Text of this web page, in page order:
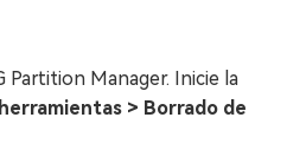
Partition Manager. Inicie la
> Borrado de